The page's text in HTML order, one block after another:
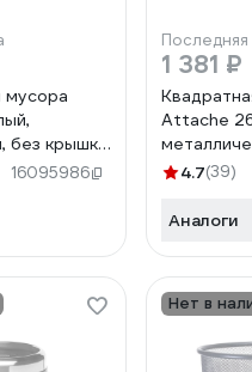
мусора
без крышки
3701
16095986
Последняя
1 381 ₽
Attache
черная
4.7(39)
Аналоги
Нет в